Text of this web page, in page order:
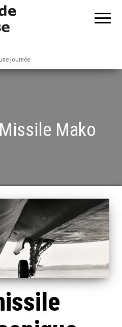
journée
Missile Mako